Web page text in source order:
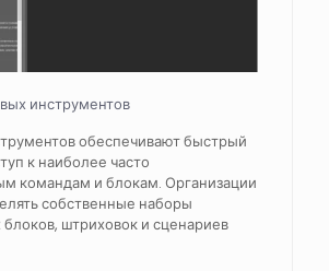
инструментов
обеспечивают быстрый
к наиболее часто
командам и блокам. Организации
собственные наборы
штриховок и сценариев